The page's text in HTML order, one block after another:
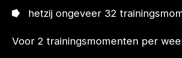
hetzij ongeveer 32
Voor 2 trainingsmomenten per